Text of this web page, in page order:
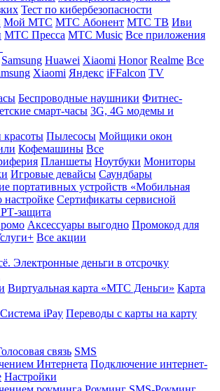
Тест по кибербезопасности
Мой МТС МТС Абонент МТС ТВ Иви
МТС Пресса МТС Music Все приложения
Samsung Huawei Xiaomi Honor Realme Все
Xiaomi Яндекс iFFalcon TV
Беспроводные наушники Фитнес-
смарт-часы 3G, 4G модемы и
красоты Пылесосы Мойщики окон
Кофемашины Все
Планшеты Ноутбуки Мониторы
Игровые девайсы Саундбары
портативных устройств «Мобильная
настройке Сертификаты сервисной
защита
Аксессуары выгодно Промокод для
Все акции
Электронные деньги в отсрочку
Виртуальная карта «МТС Деньги» Карта
Система iPay Переводы с карты на карту
связь SMS
Интернета Подключение интернет-
Настройки